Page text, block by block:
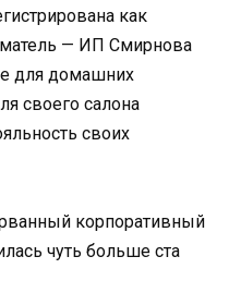
как
— ИП Смирнова
для домашних
своего салона
своих
корпоративный
чуть больше ста